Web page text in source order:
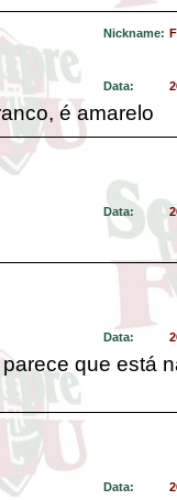
Nickname:
Data:
é amarelo
Data:
Data:
que está
Data: